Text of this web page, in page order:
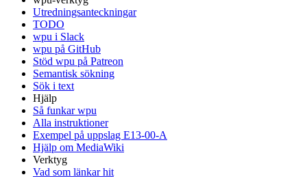
Utredningsanteckningar
TODO
wpu i Slack
wpu på GitHub
Stöd wpu på Patreon
Semantisk sökning
Sök i text
Hjälp
Så funkar wpu
Alla instruktioner
Exempel på uppslag E13-00-A
Hjälp om MediaWiki
Verktyg
Vad som länkar hit